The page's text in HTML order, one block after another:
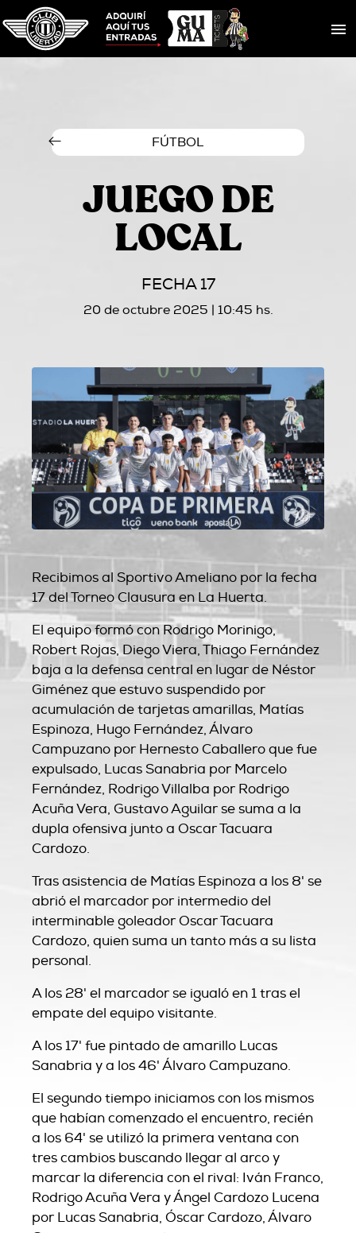
FÚTBOL
JUEGO DE
LOCAL
FECHA 17
20 de octubre 2025 | 10:45 hs.
Recibimos al Sportivo Ameliano por la fecha
17 del Torneo Clausura en La Huerta.
El equipo formó con Rodrigo Morinigo,
Robert Rojas, Diego Viera, Thiago Fernández
baja a la defensa central en lugar de Néstor
Giménez que estuvo suspendido por
acumulación de tarjetas amarillas, Matías
Espinoza, Hugo Fernández, Álvaro
Campuzano por Hernesto Caballero que fue
expulsado, Lucas Sanabria por Marcelo
Fernández, Rodrigo Villalba por Rodrigo
Acuña Vera, Gustavo Aguilar se suma a la
dupla ofensiva junto a Oscar Tacuara
Cardozo.
Tras asistencia de Matías Espinoza a los 8' se
abrió el marcador por intermedio del
interminable goleador Oscar Tacuara
Cardozo, quien suma un tanto más a su lista
personal.
A los 28' el marcador se igualó en 1 tras el
empate del equipo visitante.
A los 17' fue pintado de amarillo Lucas
Sanabria y a los 46' Álvaro Campuzano.
El segundo tiempo iniciamos con los mismos
que habían comenzado el encuentro, recién
a los 64' se utilizó la primera ventana con
tres cambios buscando llegar al arco y
marcar la diferencia con el rival: Iván Franco,
Rodrigo Acuña Vera y Ángel Cardozo Lucena
por Lucas Sanabria, Óscar Cardozo, Álvaro